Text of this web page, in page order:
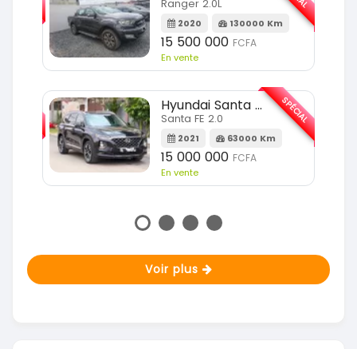
Ranger 2.0L
2020 130000 Km
15 500 000 FCFA
En vente
Hyundai Santa FE
Santa FE 2.0
2021 63000 Km
15 000 000 FCFA
En vente
SPÉCIAL
Voir plus